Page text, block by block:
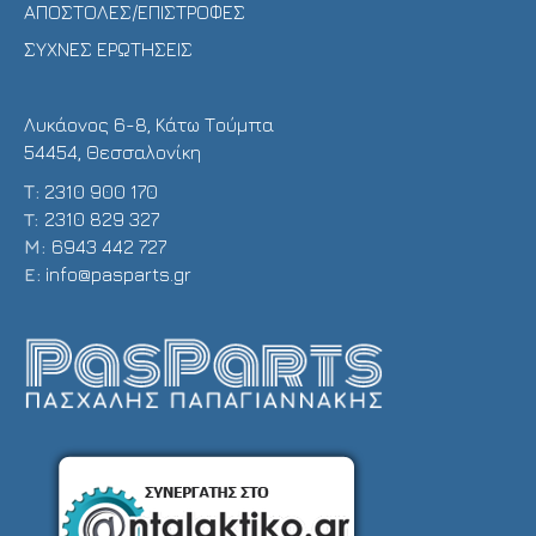
ΑΠΟΣΤΟΛΕΣ/ΕΠΙΣΤΡΟΦΕΣ
ΣΥΧΝΕΣ ΕΡΩΤΗΣΕΙΣ
Λυκάονος 6-8, Κάτω Τούμπα
54454, Θεσσαλονίκη
Τ: 2310 900 170
T: 2310 829 327
Μ: 6943 442 727
E: info@pasparts.gr